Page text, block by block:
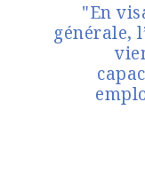
"En
générale,